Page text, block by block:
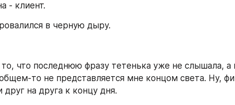
- клиент.
в черную дыру.
что последнюю фразу тетенька уже не слышала, а
то не представляется мне концом света. Ну,
друг на друга к концу дня.